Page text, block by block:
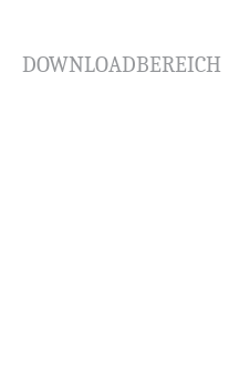
DOWNLOADBEREICH